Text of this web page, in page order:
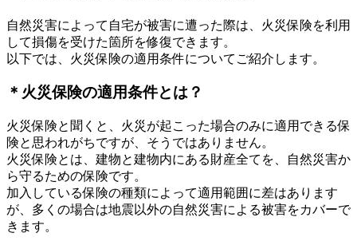
自然災害によって自宅が被害に遭った際は、火災保険を利用
して損傷を受けた箇所を修復できます。
以下では、火災保険の適用条件についてご紹介します。
＊火災保険の適用条件とは？
火災保険と聞くと、火災が起こった場合のみに適用できる保
険と思われがちですが、そうではありません。
火災保険とは、建物と建物内にある財産全てを、自然災害か
ら守るための保険です。
加入している保険の種類によって適用範囲に差はあります
が、多くの場合は地震以外の自然災害による被害をカバーで
きます。